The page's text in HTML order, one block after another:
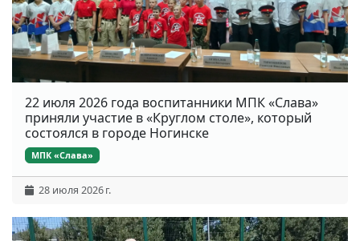
22 июля 2026 года воспитанники МПК «Слава»
приняли участие в «Круглом столе», который
состоялся в городе Ногинске
МПК «Слава»
28 июля 2026 г.